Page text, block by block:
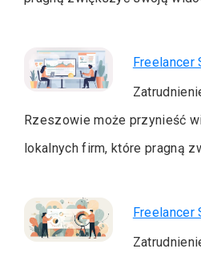
Freelancer
Rzeszowie może przynieść
lokalnych firm, które pragną
Freelancer